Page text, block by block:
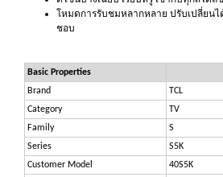
โหมดการรับชมหลากหลาย ปรับเปลี่ยน
ชอบ
Basic Properties
Brand
TCL
Category
TV
Family
S
Series
S5K
Customer Model
40S5K